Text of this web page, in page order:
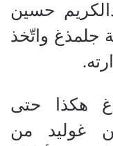
حسين
جلمذغ واتّخذ
هكذا حتى
غوليد من